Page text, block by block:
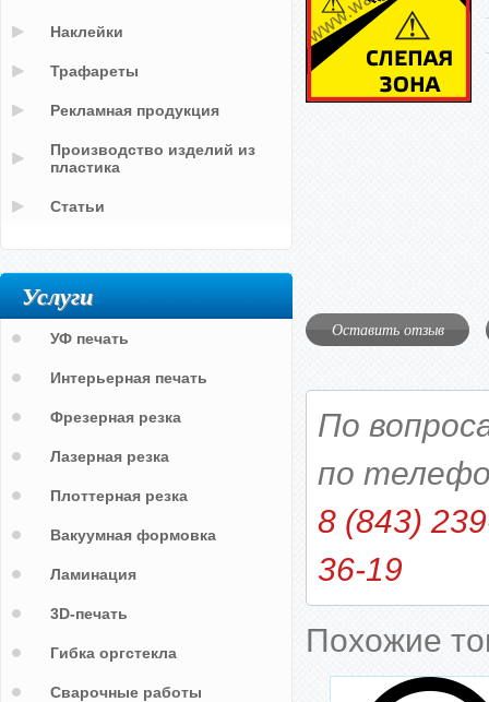
Оставить отзыв
По
по
8 (843)
36-19
Похожие
Наклейки
Трафареты
Рекламная продукция
Производство изделий из
пластика
Статьи
Услуги
УФ печать
Интерьерная печать
Фрезерная резка
Лазерная резка
Плоттерная резка
Вакуумная формовка
Ламинация
3D-печать
Гибка оргстекла
Сварочные работы